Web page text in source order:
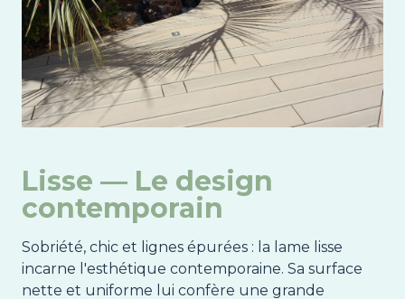
Lisse — Le design
contemporain
Sobriété, chic et lignes épurées : la lame lisse
incarne l'esthétique contemporaine. Sa surface
nette et uniforme lui confère une grande